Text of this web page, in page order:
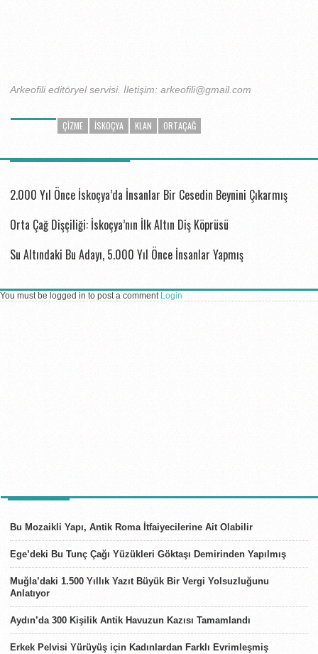
Arkeofili editöryel servisi. İletişim: arkeofili@gmail.com
ÇIZME İSKOÇYA KLAN ORTAÇAĞ
2.000 Yıl Önce İskoçya’da İnsanlar Bir Cesedin Beynini Çıkarmış
Orta Çağ Dişçiliği: İskoçya’nın İlk Altın Diş Köprüsü
Su Altındaki Bu Adayı, 5.000 Yıl Önce İnsanlar Yapmış
You must be logged in to post a comment Login
Bu Mozaikli Yapı, Antik Roma İtfaiyecilerine Ait Olabilir
Ege’deki Bu Tunç Çağı Yüzükleri Göktaşı Demirinden Yapılmış
Muğla’daki 1.500 Yıllık Yazıt Büyük Bir Vergi Yolsuzluğunu
Anlatıyor
Aydın’da 300 Kişilik Antik Havuzun Kazısı Tamamlandı
Erkek Pelvisi Yürüyüş için Kadınlardan Farklı Evrimleşmiş